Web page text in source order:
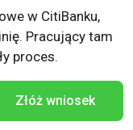
w CitiBanku,
Pracujący tam
proces.
Złóż wniosek